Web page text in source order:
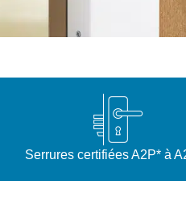
Serrures certifiées A2P* à